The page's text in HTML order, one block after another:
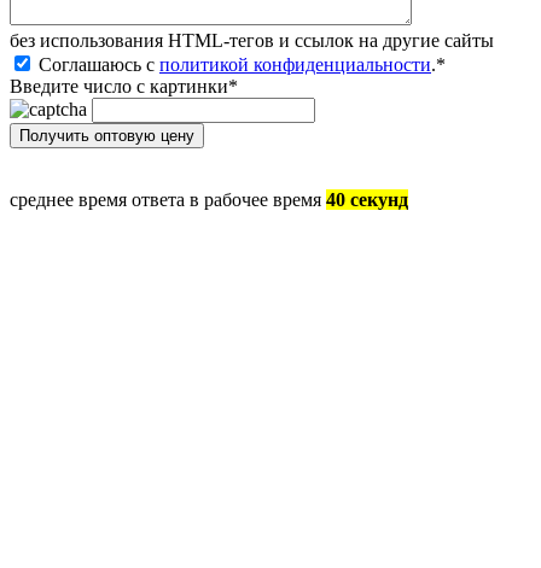
без иcпользования HTML-тегов и ссылок на другие сайты
Соглашаюсь с политикой конфиденциальности.*
Введите число с картинки*
среднее время ответа в рабочее время 40 секунд